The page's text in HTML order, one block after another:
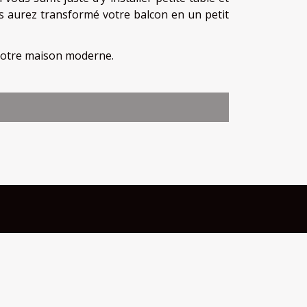
aurez transformé votre balcon en un petit
maison moderne.